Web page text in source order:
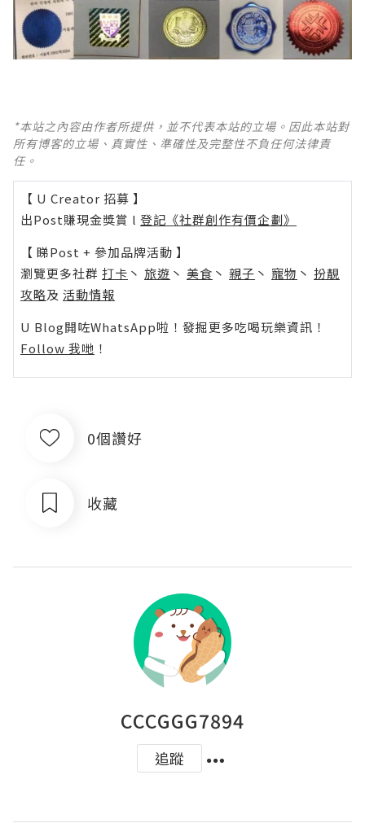
*本站之內容由作者所提供，並不代表本站的立場。因此本站對
所有博客的立場、真實性、準確性及完整性不負任何法律責
任。
【 U Creator 招募 】
出Post賺現金獎賞 l 登記《社群創作有價企劃》
【 睇Post + 參加品牌活動 】
瀏覽更多社群 打卡 丶 旅遊 丶 美食 丶 親子 丶 寵物 丶 扮靚
攻略及 活動情報
U Blog開咗WhatsApp啦！發掘更多吃喝玩樂資訊！
Follow 我哋 ！
0個讚好
收藏
CCCGGG7894
追蹤